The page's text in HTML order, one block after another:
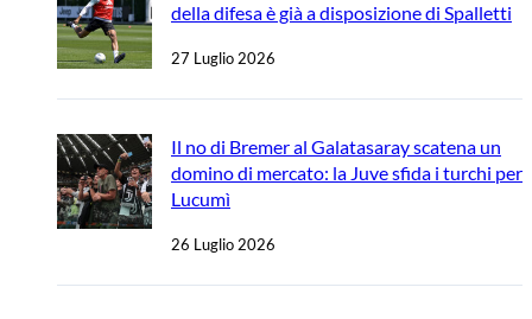
della difesa è già a disposizione di Spalletti
27 Luglio 2026
Il no di Bremer al Galatasaray scatena un
domino di mercato: la Juve sfida i turchi per
Lucumì
26 Luglio 2026